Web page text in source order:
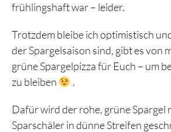
frühlingshaft war – leider.
Trotzdem bleibe ich optimistisch
der Spargelsaison sind, gibt es von
grüne Spargelpizza für Euch – um
zu bleiben
.
Dafür wird der rohe, grüne Spargel
Sparschäler in dünne Streifen